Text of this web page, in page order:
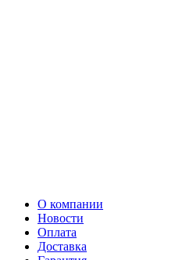
О компании
Новости
Оплата
Доставка